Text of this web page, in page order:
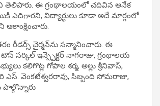
తెలిపారు. ఈ గ్రంథాలయంలో చదివిన అనేక
ఎదిగారని, విద్యార్థులు కూడా అదే మార్గంలో
ఆకాంక్షించారు.
రీడర్స్ చైర్మన్‌ను సన్మానించారు. ఈ
సర్కిల్ ఇన్స్పెక్టర్ నాగరాజు, గ్రంథాలయ
కలిగొట్ల గోపాల శర్మ, అల్లు శ్రీనివాస్,
వెంకటేశ్వరరావు, సిబ్బంది సోమరాజు,
పాల్గొన్నారు